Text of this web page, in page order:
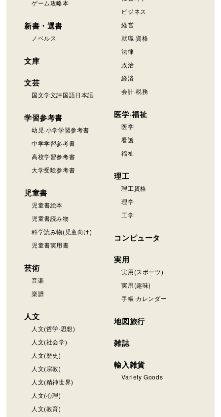
ゲーム攻略本
新書・選書
ノベルス
文庫
文芸
国文学文評国語日本語
学習参考書
幼児·小学学習参考書
中学学習参考書
高校学習参考書
大学受験参考書
児童書
児童書絵本
児童書読み物
科学読み物(児童向け)
児童書実用書
芸術
音楽
楽譜
人文
人文(哲学·思想)
人文(社会学)
人文(歴史)
人文(宗教)
人文(精神世界)
人文(心理)
人文(教育)
ビジネス
経営
就職·資格
法律
政治
経済
会計·税務
医学·福祉
医学
看護
福祉
理工
理工資格
理学
工学
コンピュータ
実用
実用(スポーツ)
実用(趣味)
手帳·カレンダー
地図旅行
雑誌
輸入雑貨
Variety Goods